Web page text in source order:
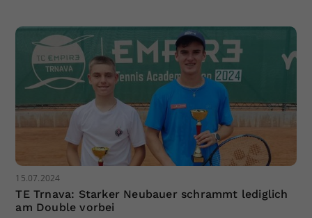
15.07.2024
TE Trnava: Starker Neubauer schrammt lediglich
am Double vorbei
Zweck
Einstellungen. Unter anderem eine
zufällig generierte ID, für die
historische Speicherung Ihrer
vorgenommen Einstellungen, falls der
Webseiten-Betreiber dies eingestellt
hat.